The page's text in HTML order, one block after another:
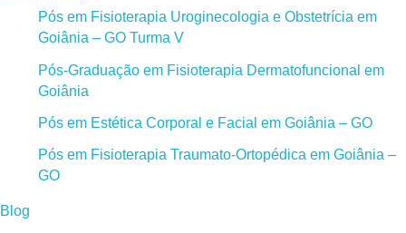
Pós em Fisioterapia Uroginecologia e Obstetrícia em
Goiânia – GO Turma V
Pós-Graduação em Fisioterapia Dermatofuncional em
Goiânia
Pós em Estética Corporal e Facial em Goiânia – GO
Pós em Fisioterapia Traumato-Ortopédica em Goiânia –
GO
Blog